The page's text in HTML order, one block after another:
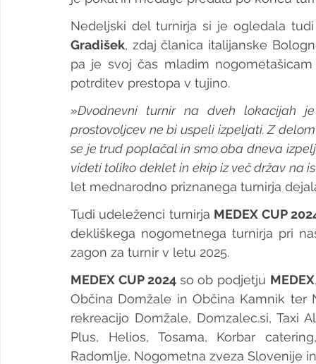
Nedeljski del turnirja si je ogledala
Gradišek, zdaj članica italijanske
pa je svoj čas mladim
potrditev prestopa v tujino.
»Dvodnevni turnir na dveh lokacijah
prostovoljcev ne bi uspeli izpeljati. Z
se je trud poplačal in smo oba dneva
videti toliko deklet in ekip iz več držav na
let mednarodno priznanega turnirja
Tudi udeleženci turnirja MEDEX CUP
dekliškega nogometnega turnirja pri
zagon za turnir v letu 2025.
MEDEX CUP 2024 so ob podjetju MEDEX
Občina Domžale in Občina Kamnik ter
rekreacijo Domžale, Domzalec.si, Taxi
Plus, Helios, Tosama, Korbar
Radomlje, Nogometna zveza Slovenije